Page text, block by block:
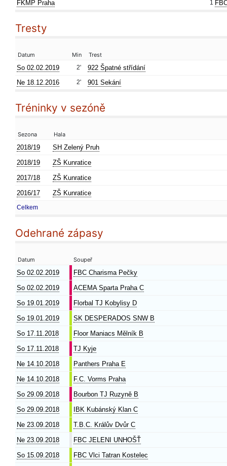
FKMP Praha 1
Tresty
Datum Min Trest
So 02.02.2019 2'
922 Špatné střídání
Ne 18.12.2016
2' 901 Sekání
Tréninky v sezóně
Sezona Hala
2018/19
SH Zelený Pruh
2018/19
ZŠ Kunratice
2017/18
ZŠ Kunratice
2016/17
ZŠ Kunratice
Celkem
Odehrané zápasy
Datum Soupeř
So 02.02.2019
FBC Charisma Pečky
So 02.02.2019
ACEMA Sparta Praha C
So 19.01.2019
Florbal TJ Kobylisy D
So 19.01.2019
SK DESPERADOS SNW B
So 17.11.2018
Floor Maniacs Mělník B
So 17.11.2018
TJ Kyje
Ne 14.10.2018
Panthers Praha E
Ne 14.10.2018
F.C. Vorms Praha
So 29.09.2018
Bourbon TJ Ruzyně B
So 29.09.2018
IBK Kubánský Klan C
Ne 23.09.2018
T.B.C. Králův Dvůr C
Ne 23.09.2018
FBC JELENI UNHOŠŤ
So 15.09.2018
FBC Vlci Tatran Kostelec